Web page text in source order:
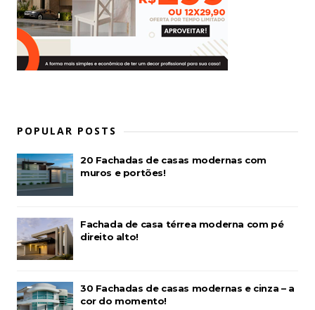
POPULAR POSTS
20 Fachadas de casas modernas com
muros e portões!
Fachada de casa térrea moderna com pé
direito alto!
30 Fachadas de casas modernas e cinza – a
cor do momento!